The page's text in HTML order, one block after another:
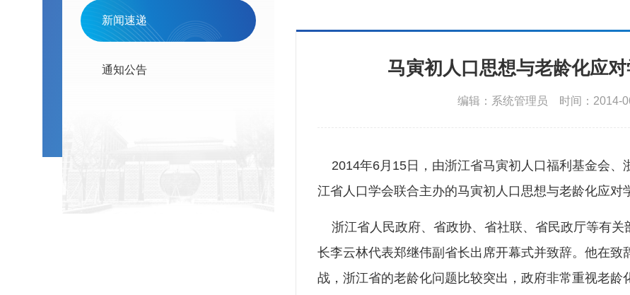
新闻速递
通知公告 马寅初人口思想与老龄化应
编辑：系统管理员 时间：2014-
2014年6月15日，由浙江省马寅初人口福利基金会、
江省人口学会联合主办的马寅初人口思想与老龄化应对
浙江省人民政府、省政协、省社联、省民政厅等有关
长李云林代表郑继伟副省长出席开幕式并致辞。他在
战，浙江省的老龄化问题比较突出，政府非常重视老